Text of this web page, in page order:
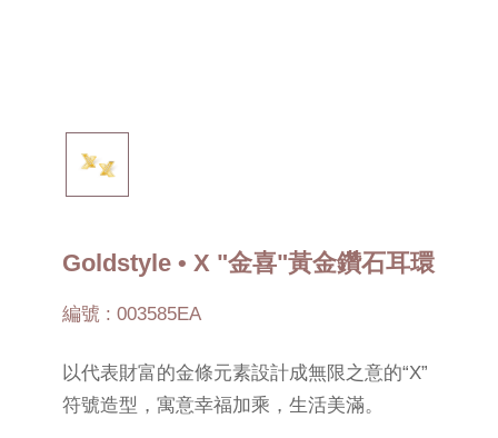
Goldstyle • X "金喜"黃金鑽石耳環
編號 : 003585EA
以代表財富的金條元素設計成無限之意的“X”
符號造型，寓意幸福加乘，生活美滿。